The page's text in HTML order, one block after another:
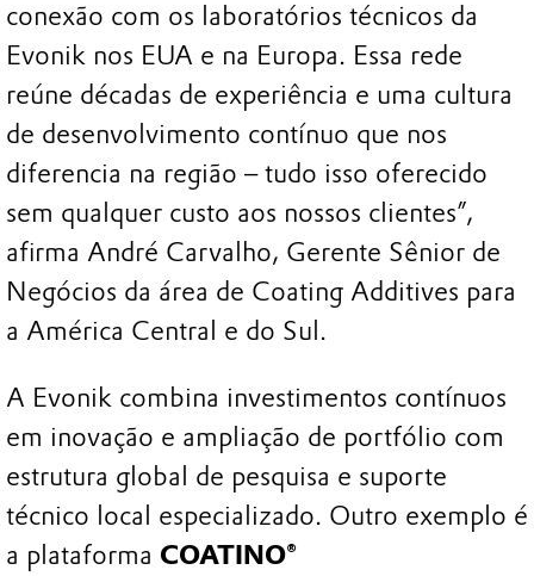
conexão com os laboratórios técnicos da
Evonik nos EUA e na Europa. Essa rede
reúne décadas de experiência e uma cultura
de desenvolvimento contínuo que nos
diferencia na região – tudo isso oferecido
sem qualquer custo aos nossos clientes”,
afirma André Carvalho, Gerente Sênior de
Negócios da área de Coating Additives para
a América Central e do Sul.
A Evonik combina investimentos contínuos
em inovação e ampliação de portfólio com
estrutura global de pesquisa e suporte
técnico local especializado. Outro exemplo é
a plataforma COATINO®